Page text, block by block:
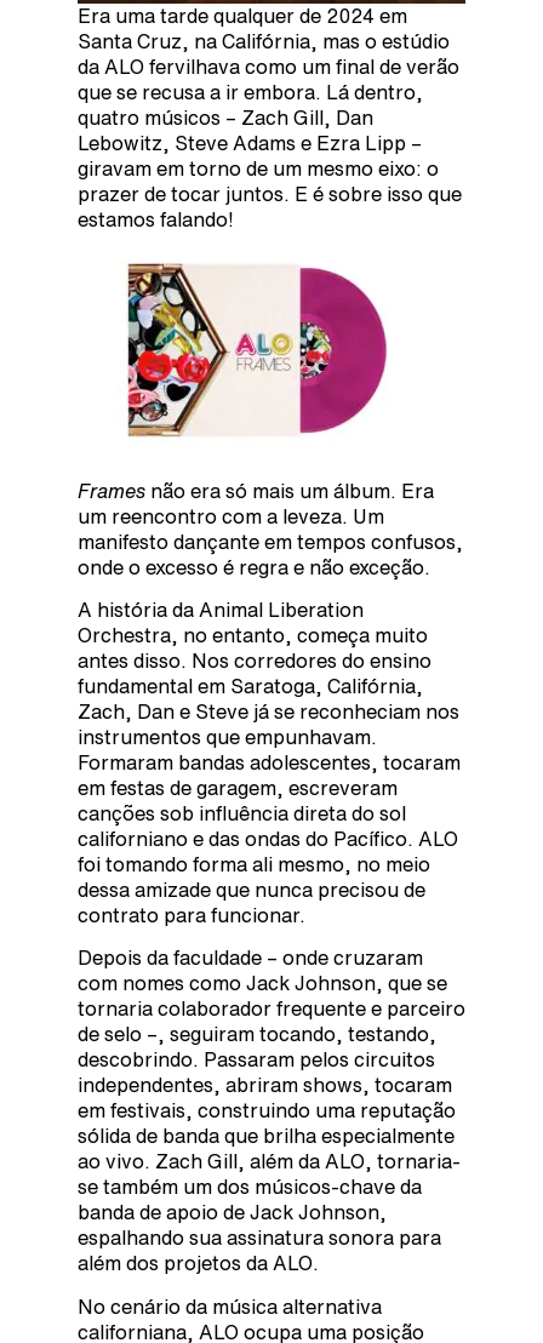
Era uma tarde qualquer de 2024 em
Santa Cruz, na Califórnia, mas o estúdio
da ALO fervilhava como um final de verão
que se recusa a ir embora. Lá dentro,
quatro músicos – Zach Gill, Dan
Lebowitz, Steve Adams e Ezra Lipp –
giravam em torno de um mesmo eixo: o
prazer de tocar juntos. E é sobre isso que
estamos falando!
Frames não era só mais um álbum. Era
um reencontro com a leveza. Um
manifesto dançante em tempos confusos,
onde o excesso é regra e não exceção.
A história da Animal Liberation
Orchestra, no entanto, começa muito
antes disso. Nos corredores do ensino
fundamental em Saratoga, Califórnia,
Zach, Dan e Steve já se reconheciam nos
instrumentos que empunhavam.
Formaram bandas adolescentes, tocaram
em festas de garagem, escreveram
canções sob influência direta do sol
californiano e das ondas do Pacífico. ALO
foi tomando forma ali mesmo, no meio
dessa amizade que nunca precisou de
contrato para funcionar.
Depois da faculdade – onde cruzaram
com nomes como Jack Johnson, que se
tornaria colaborador frequente e parceiro
de selo –, seguiram tocando, testando,
descobrindo. Passaram pelos circuitos
independentes, abriram shows, tocaram
em festivais, construindo uma reputação
sólida de banda que brilha especialmente
ao vivo. Zach Gill, além da ALO, tornaria-
se também um dos músicos-chave da
banda de apoio de Jack Johnson,
espalhando sua assinatura sonora para
além dos projetos da ALO.
No cenário da música alternativa
californiana, ALO ocupa uma posição